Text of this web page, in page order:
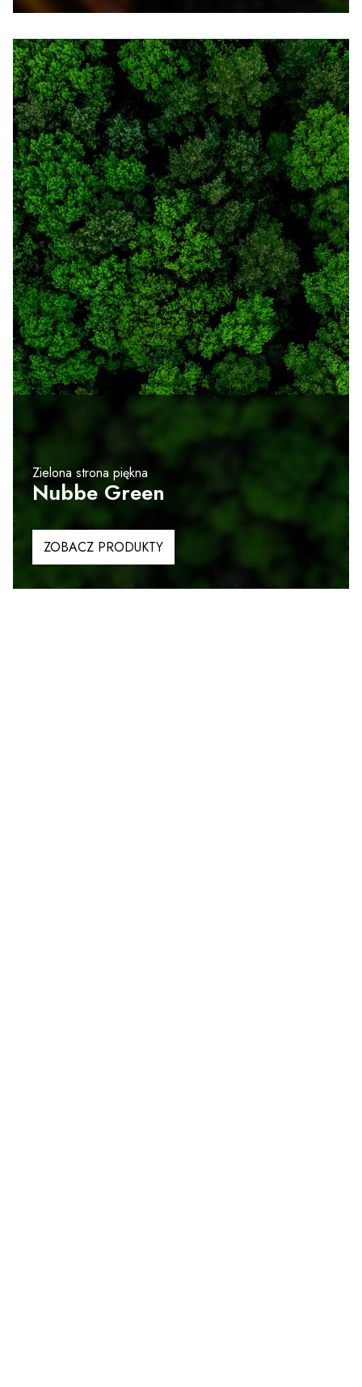
Zielona strona piękna
Nubbe Green
ZOBACZ PRODUKTY